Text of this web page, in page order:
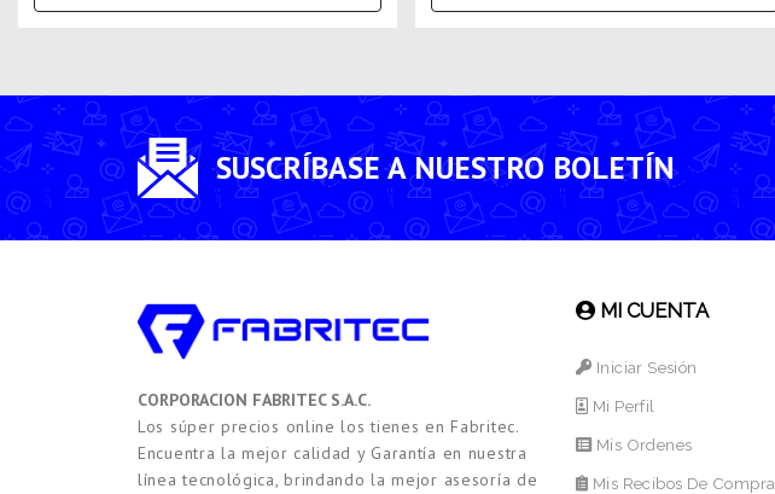
SUSCRÍBASE A NUESTRO BOLETÍN
CORPORACION FABRITEC S.A.C.
Los súper precios online los tienes en Fabritec.
Encuentra la mejor calidad y Garantía en nuestra
línea tecnológica, brindando la mejor asesoría de
MI CUENTA
Iniciar Sesión
Mi Perfil
Mis Ordenes
Mis Recibos De Compra